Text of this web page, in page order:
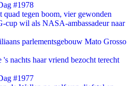
#1978
quad tegen boom, vier gewonden
cup wil als NASA-ambassadeur naar
parlementsgebouw Mato Grosso
nachts haar vriend bezocht terecht
#1977